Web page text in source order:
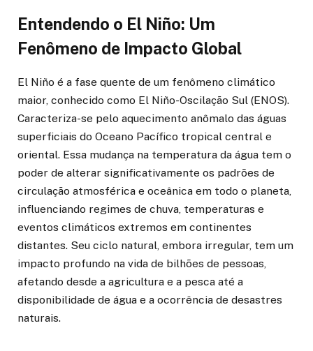
Entendendo o El Niño: Um
Fenômeno de Impacto Global
El Niño é a fase quente de um fenômeno climático
maior, conhecido como El Niño-Oscilação Sul (ENOS).
Caracteriza-se pelo aquecimento anômalo das águas
superficiais do Oceano Pacífico tropical central e
oriental. Essa mudança na temperatura da água tem o
poder de alterar significativamente os padrões de
circulação atmosférica e oceânica em todo o planeta,
influenciando regimes de chuva, temperaturas e
eventos climáticos extremos em continentes
distantes. Seu ciclo natural, embora irregular, tem um
impacto profundo na vida de bilhões de pessoas,
afetando desde a agricultura e a pesca até a
disponibilidade de água e a ocorrência de desastres
naturais.